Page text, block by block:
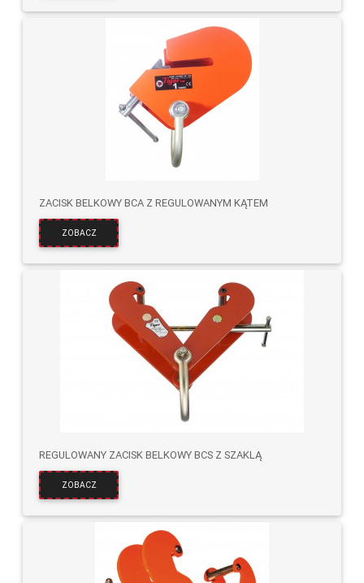
ZACISK BELKOWY BCA Z REGULOWANYM KĄTEM
ZOBACZ
REGULOWANY ZACISK BELKOWY BCS Z SZAKLĄ
ZOBACZ